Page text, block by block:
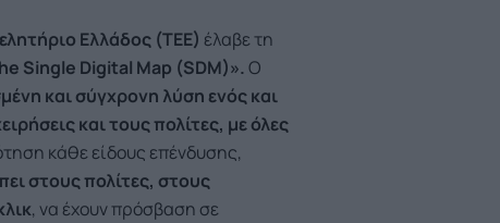
Ελλάδος (ΤΕΕ) έλαβε τη
Single Digital Map (SDM)».Ο
και σύγχρονη λύση ενός και
και τους πολίτες, με όλες
κάθε είδους επένδυσης,
στους πολίτες, στους
, να έχουν πρόσβαση σε